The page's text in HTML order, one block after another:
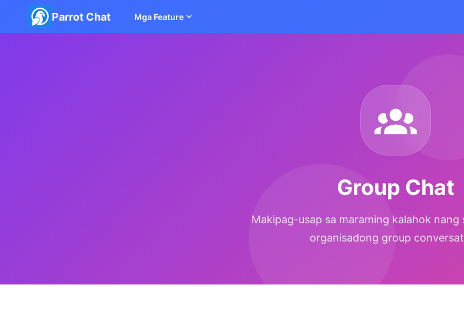
Parrot Chat Mga Feature
Group Chat
Makipag-usap sa maraming kalahok nang
organisadong group